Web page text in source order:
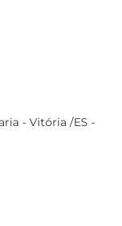
- Vitória /ES -